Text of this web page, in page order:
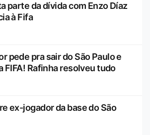
parte da dívida com Enzo Díaz
à Fifa
pede pra sair do São Paulo e
FIFA! Rafinha resolveu tudo
ex-jogador da base do São